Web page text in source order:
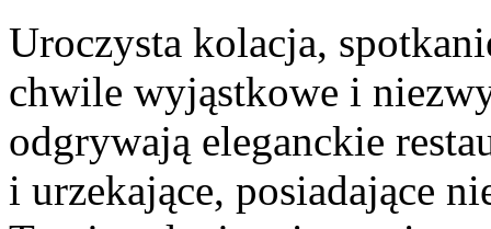
Uroczysta kolacja,
chwile wyjąstkowe i
odgrywają eleganckie
i urzekające, posiadające